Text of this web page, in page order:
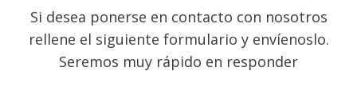
Si desea ponerse en contacto con nosotros
rellene el siguiente formulario y envíenoslo.
Seremos muy rápido en responder